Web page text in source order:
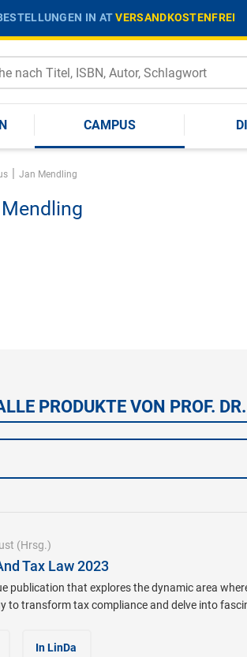
IN ATVERSANDKOSTENFREI
CAMPUS
| Jan Mendling
PRODUKTE VON PROF.
(Hrsg.)
Tax Law 2023
publication that explores the dynamic area
to transform tax compliance and delve into
In LinDa